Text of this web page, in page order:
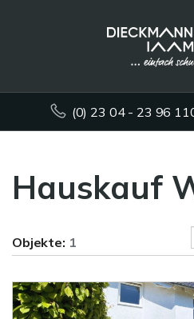
(0) 23 04 - 23 96
Hauskauf
Objekte: 1